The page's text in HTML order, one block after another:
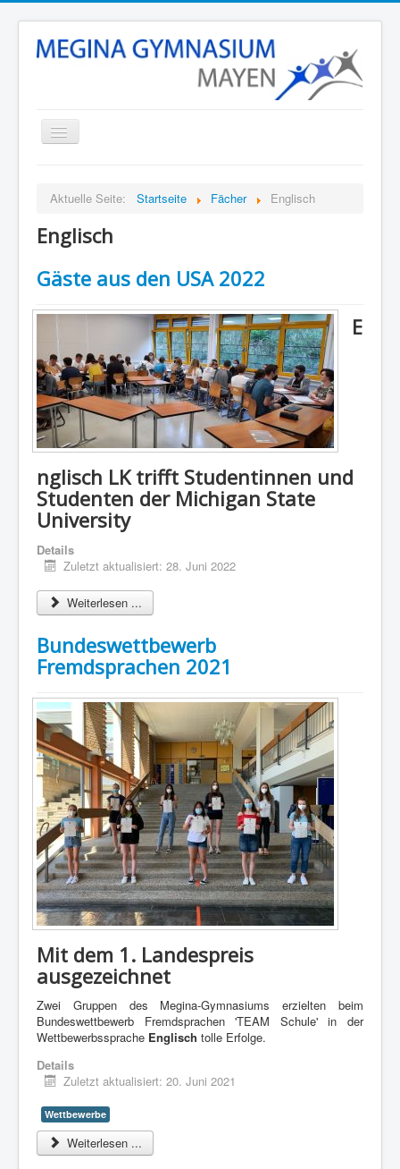
Unsere Schule
Schulleben
Fächer
Kontakt
Aktuelle Seite: Startseite Fächer Englisch
Englisch
Gäste aus den USA 2022
E
nglisch LK trifft Studentinnen und
Studenten der Michigan State
University
Details
Zuletzt aktualisiert: 28. Juni 2022
Weiterlesen ...
Bundeswettbewerb
Fremdsprachen 2021
Mit dem 1. Landespreis
ausgezeichnet
Zwei Gruppen des Megina-Gymnasiums erzielten beim
Bundeswettbewerb Fremdsprachen 'TEAM Schule' in der
Wettbewerbssprache Englisch tolle Erfolge.
Details
Zuletzt aktualisiert: 20. Juni 2021
Wettbewerbe
Weiterlesen ...